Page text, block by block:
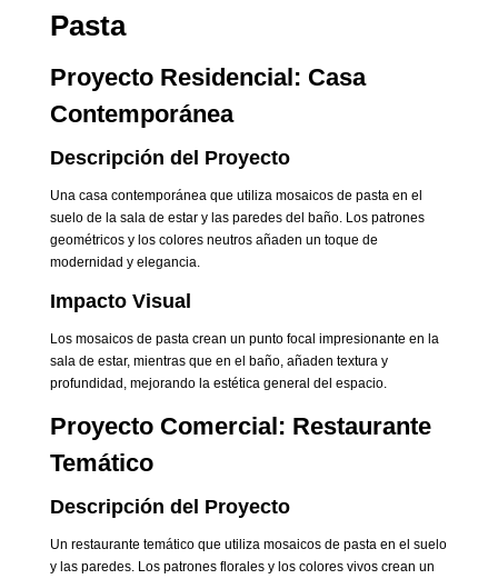
Pasta
Proyecto Residencial: Casa
Contemporánea
Descripción del Proyecto
Una casa contemporánea que utiliza mosaicos de pasta en el
suelo de la sala de estar y las paredes del baño. Los patrones
geométricos y los colores neutros añaden un toque de
modernidad y elegancia.
Impacto Visual
Los mosaicos de pasta crean un punto focal impresionante en la
sala de estar, mientras que en el baño, añaden textura y
profundidad, mejorando la estética general del espacio.
Proyecto Comercial: Restaurante
Temático
Descripción del Proyecto
Un restaurante temático que utiliza mosaicos de pasta en el suelo
y las paredes. Los patrones florales y los colores vivos crean un